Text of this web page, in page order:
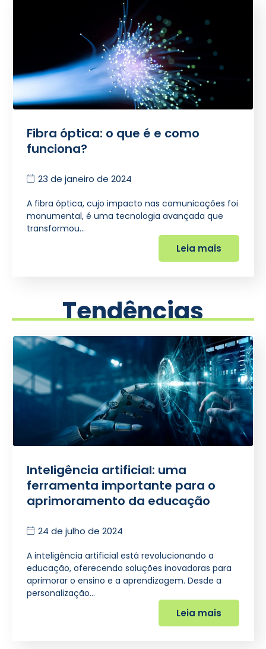
Fibra óptica: o que é e como
funciona?
23 de janeiro de 2024
A fibra óptica, cujo impacto nas comunicações foi
monumental, é uma tecnologia avançada que
transformou…
Leia mais
Tendências
Inteligência artificial: uma
ferramenta importante para o
aprimoramento da educação
24 de julho de 2024
A inteligência artificial está revolucionando a
educação, oferecendo soluções inovadoras para
aprimorar o ensino e a aprendizagem. Desde a
personalização…
Leia mais